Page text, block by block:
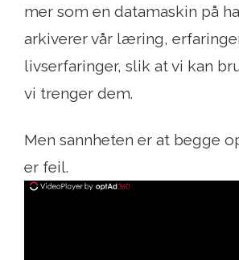
mer som en datamaskin på
arkiverer vår læring,
livserfaringer, slik at vi kan
vi trenger dem.
Men sannheten er at begge
er feil.